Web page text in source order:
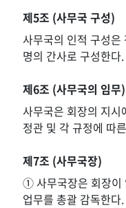
제5조 (사무국 구성)
사무국의 인적 구성
명의 간사로 구성한다.
제6조 (사무국의 임무)
사무국은 회장의 지
정관 및 각 규정에 따
제7조 (사무국장)
① 사무국장은 회장이
업무를 총괄 감독한다.